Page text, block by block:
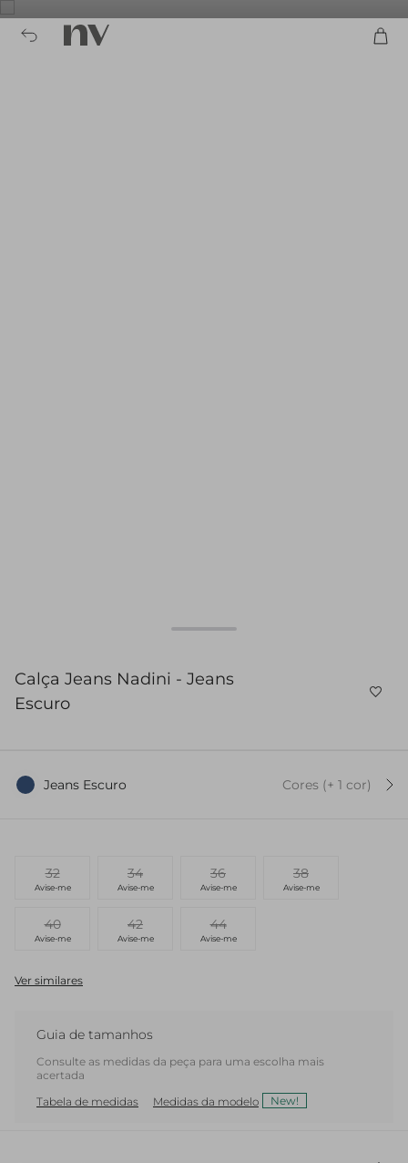
Calça Jeans Nadini - Jeans
Escuro
Jeans Escuro Cores (+ 1 cor)
32
Avise-me
34
Avise-me
36
Avise-me
38
Avise-me
40
Avise-me
42
Avise-me
44
Avise-me
Ver similares
Guia de tamanhos
Consulte as medidas da peça para uma escolha mais
acertada
Tabela de medidas
Medidas da modelo New!